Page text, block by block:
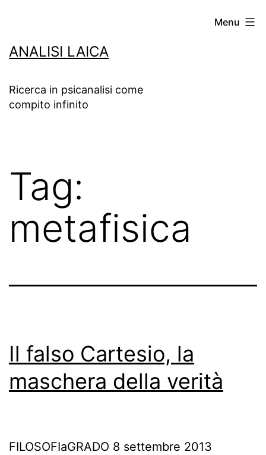
contenuto
ANALISI LAICA
Ricerca in psicanalisi come
compito infinito
Menu
Tag:
metafisica
Il falso Cartesio, la
maschera della verità
FILOSOFIaGRADO 8 settembre 2013